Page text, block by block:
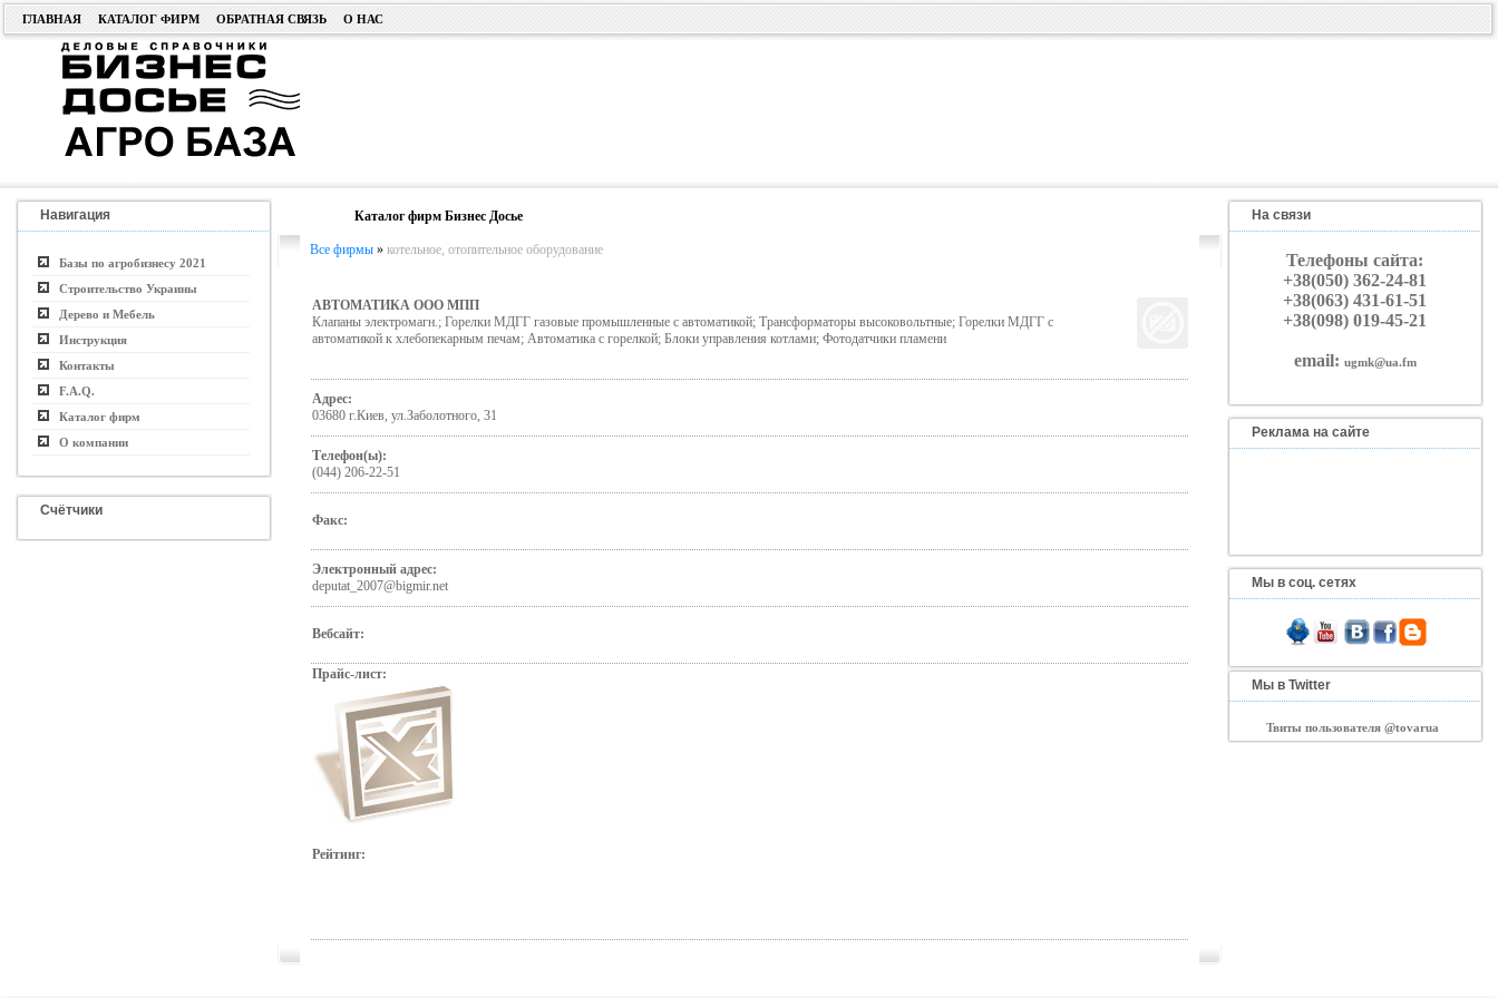
ГЛАВНАЯ КАТАЛОГ ФИРМ ОБРАТНАЯ СВЯЗЬ О НАС
Навигация
Базы по агробизнесу 2021
Строительство Украины
Дерево и Мебель
Инструкция
Контакты
F.A.Q.
Каталог фирм
О компании
Счётчики
Каталог фирм Бизнес Досье
Все фирмы» котельное, отопительное оборудование
АВТОМАТИКА ООО МПП
Клапаны электромагн.; Горелки МДГГ газовые промышленные с автоматикой; Трансформаторы высоковольтные; Горелки МДГГ с
автоматикой к хлебопекарным печам; Автоматика с горелкой; Блоки управления котлами; Фотодатчики пламени
Адрес:
03680 г.Киев, ул.Заболотного, 31
Телефон(ы):
(044) 206-22-51
Факс:
Электронный адрес:
deputat_2007@bigmir.net
Вебсайт:
Прайс-лист:
Рейтинг:
На связи
Телефоны сайта:
+38(050) 362-24-81
+38(063) 431-61-51
+38(098) 019-45-21
email: ugmk@ua.fm
Реклама на сайте
Мы в соц. сетях
Мы в Twitter
Твиты пользователя @tovarua